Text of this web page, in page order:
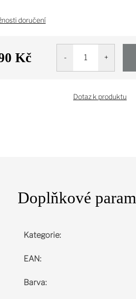
doručení
Kč
Dotaz k produktu
Doplňkové
Kategorie:
EAN:
Barva: